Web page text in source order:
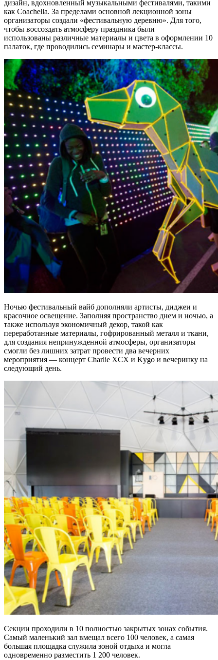
дизайн, вдохновленный музыкальными фестивалями, такими
как Coachella. За пределами основной лекционной зоны
организаторы создали «фестивальную деревню». Для того,
чтобы воссоздать атмосферу праздника были
использованы различные материалы и цвета в оформлении 10
палаток, где проводились семинары и мастер-классы.
Ночью фестивальный вайб дополняли артисты, диджеи и
красочное освещение. Заполняя пространство днем и ночью, а
также используя экономичный декор, такой как
переработанные материалы, гофрированный металл и ткани,
для создания непринужденной атмосферы, организаторы
смогли без лишних затрат провести два вечерних
мероприятия — концерт Charlie XCX и Kygo и вечеринку на
следующий день.
Секции проходили в 10 полностью закрытых зонах события.
Самый маленький зал вмещал всего 100 человек, а самая
большая площадка служила зоной отдыха и могла
одновременно разместить 1 200 человек.